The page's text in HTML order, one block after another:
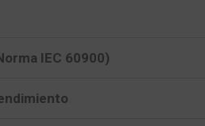
IEC 60900)